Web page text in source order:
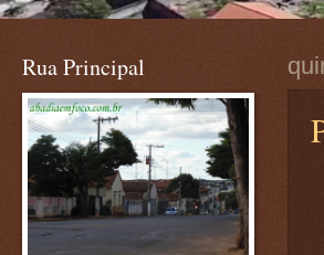
Rua Principal